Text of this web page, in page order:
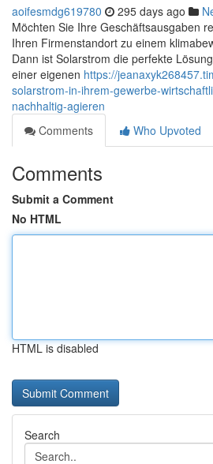
aoifesmdg619780 295 days ago
Möchten Sie Ihre Geschäftsausgaben
Ihren Firmenstandort zu einem
Dann ist Solarstrom die perfekte
einer eigenen https://
solarstrom-in-ihrem-gewerbe-
nachhaltig-agieren
Comments
Who Upvoted
Comments
Submit a Comment
No HTML
HTML is disabled
Search